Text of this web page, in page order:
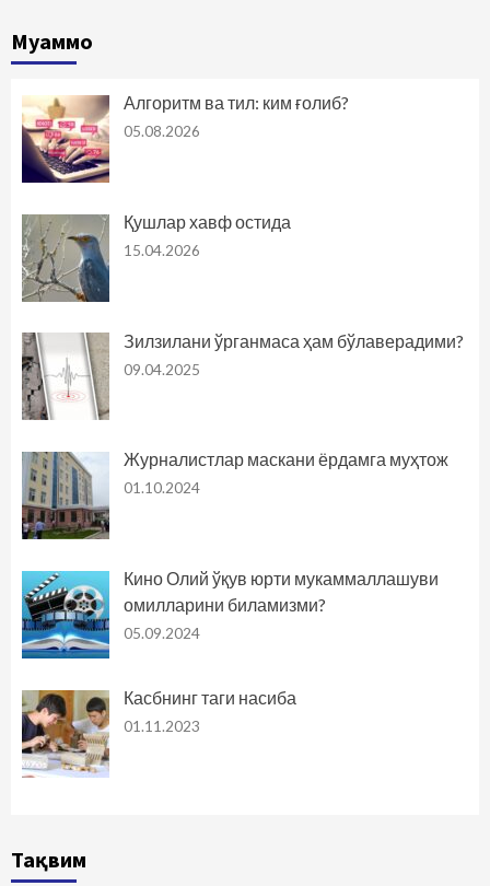
Муаммо
Алгоритм ва тил: ким ғолиб?
05.08.2026
Қушлар хавф остида
15.04.2026
Зилзилани ўрганмаса ҳам бўлаверадими?
09.04.2025
Журналистлар маскани ёрдамга муҳтож
01.10.2024
Кино Олий ўқув юрти мукаммаллашуви
омилларини биламизми?
05.09.2024
Касбнинг таги насиба
01.11.2023
Тақвим